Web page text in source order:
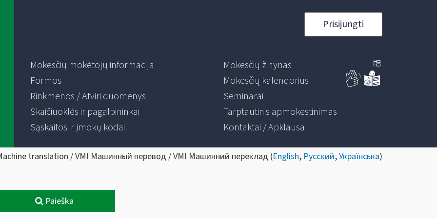
Prisijungti
Mokesčių mokėtojų informacija
Formos
Rinkmenos / Atviri duomenys
Skaičiuoklės ir pagalbininkai
Sąskaitos ir įmokų kodai
Mokesčių žinynas
Mokesčių kalendorius
Seminarai
Tarptautinis apmokestinimas
Kontaktai / Apklausa
translation / VMI Машинный перевод / VMI Машинний переклад (English, Русский,Українська)
Paieška